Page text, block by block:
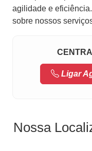
agilidade e eficiência.
sobre nossos
Ligar
Nossa